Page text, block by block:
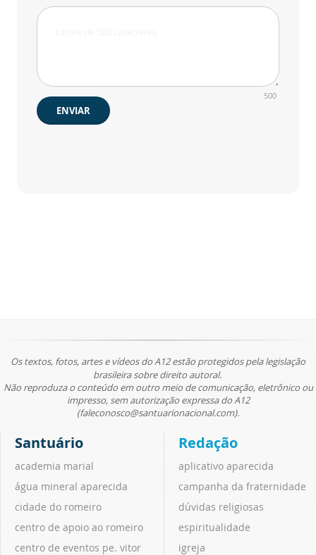
500
ENVIAR
Os textos, fotos, artes e vídeos do A12 estão protegidos pela legislação
brasileira sobre direito autoral.
Não reproduza o conteúdo em outro meio de comunicação, eletrônico ou
impresso, sem autorização expressa do A12
(faleconosco@santuarionacional.com).
Santuário
academia marial
água mineral aparecida
cidade do romeiro
centro de apoio ao romeiro
centro de eventos pe. vitor
Redação
aplicativo aparecida
campanha da fraternidade
dúvidas religiosas
espiritualidade
igreja